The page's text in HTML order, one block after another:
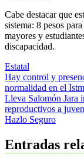
Cabe destacar que
sistema: 8 pesos
mayores y
discapacidad.
Estatal
Navegación
de
entradas
Hay control y
normalidad en el
Lleva Salomón Jara
reproductivos a
Hazlo Seguro
Entradas